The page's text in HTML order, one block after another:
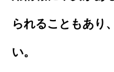
られることもあり
い。